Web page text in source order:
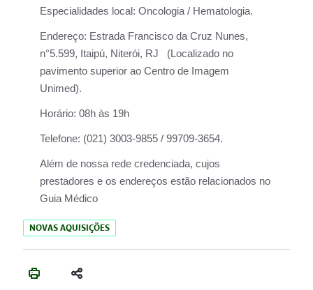
Especialidades local: Oncologia / Hematologia.
Endereço: Estrada Francisco da Cruz Nunes,
n°5.599, Itaipú, Niterói, RJ (Localizado no
pavimento superior ao Centro de Imagem
Unimed).
Horário: 08h às 19h
Telefone: (021) 3003-9855 / 99709-3654.
Além de nossa rede credenciada, cujos
prestadores e os endereços estão relacionados no
Guia Médico
NOVAS AQUISIÇÕES